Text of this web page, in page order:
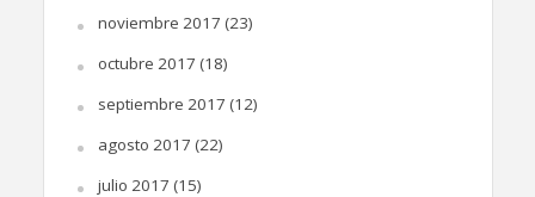
noviembre 2017 (23)
octubre 2017 (18)
septiembre 2017 (12)
agosto 2017 (22)
julio 2017 (15)